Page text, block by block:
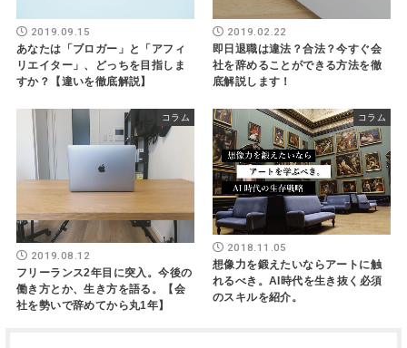
2019.09.15
あなたは「ブロガー」と「アフィ
リエイター」、どっちを目指しま
すか？【違いを徹底解説】
2019.02.22
即日退職は違法？合法？今すぐ会
社を辞めることができる方法を徹
底解説します！
コラム
2019.08.12
フリーランス2年目に突入。今後の
働き方とか、生き方を語る。【会
社を勢いで辞めてから丸1年】
コラム
2018.11.05
想像力を鍛えたいならアートに触
れるべき。AI時代を生き抜く必須
のスキルを紹介。